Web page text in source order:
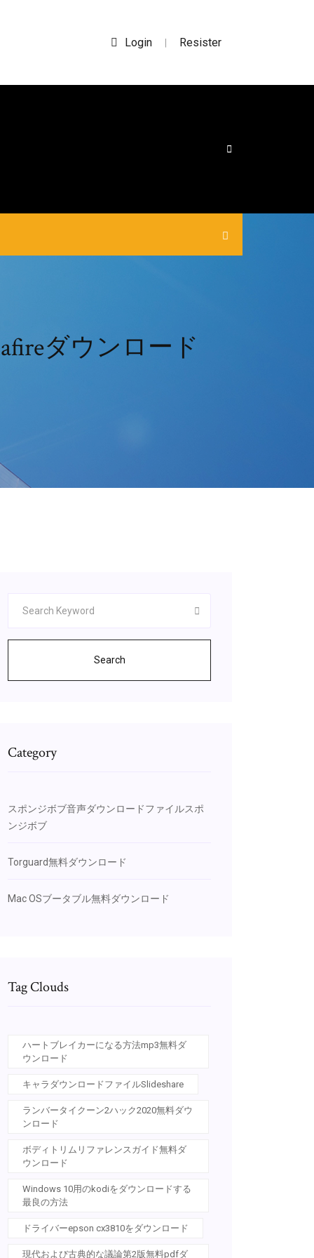
Login | Resister
ダウンロード
Search
Category
スポンジボブ音声ダウンロードファイルスポ
ンジボブ
Torguard無料ダウンロード
Mac OSブータブル無料ダウンロード
Tag Clouds
ハートブレイカーになる方法mp3無料ダ
ウンロード
キャラダウンロードファイルSlideshare
ランバータイクーン2ハック2020無料ダウ
ンロード
ボディトリムリファレンスガイド無料ダ
ウンロード
Windows 10用のkodiをダウンロードする
最良の方法
ドライバーepson cx3810をダウンロード
現代および古典的な議論第2版無料pdfダ